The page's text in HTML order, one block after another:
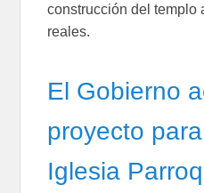
construcción del templo
reales.
El Gobierno
proyecto
Iglesia